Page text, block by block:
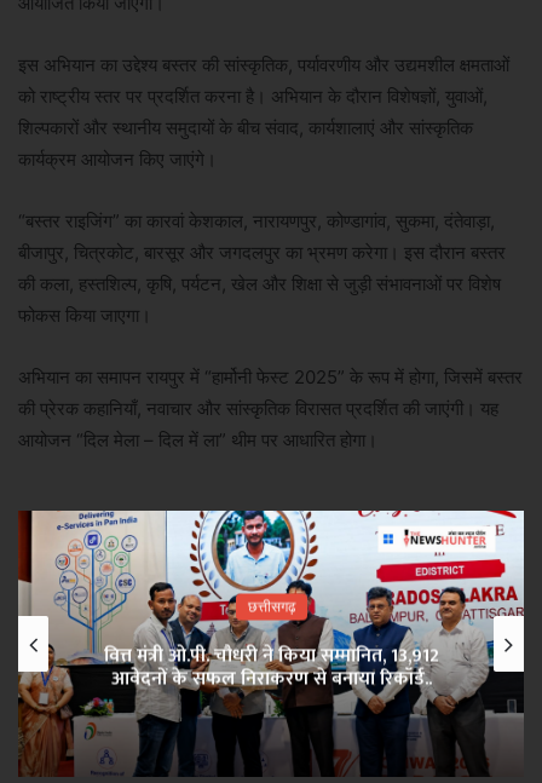
इस अभियान का उद्देश्य बस्तर की सांस्कृतिक, पर्यावरणीय और उद्यमशील क्षमताओं
को राष्ट्रीय स्तर पर प्रदर्शित करना है। अभियान के दौरान विशेषज्ञों, युवाओं,
शिल्पकारों और स्थानीय समुदायों के बीच संवाद, कार्यशालाएं और सांस्कृतिक
कार्यक्रम आयोजन किए जाएंगे।
“बस्तर राइजिंग” का कारवां केशकाल, नारायणपुर, कोण्डागांव, सुकमा, दंतेवाड़ा,
बीजापुर, चित्रकोट, बारसूर और जगदलपुर का भ्रमण करेगा। इस दौरान बस्तर
की कला, हस्तशिल्प, कृषि, पर्यटन, खेल और शिक्षा से जुड़ी संभावनाओं पर विशेष
फोकस किया जाएगा।
अभियान का समापन रायपुर में “हार्मोनी फेस्ट 2025” के रूप में होगा, जिसमें बस्तर
की प्रेरक कहानियाँ, नवाचार और सांस्कृतिक विरासत प्रदर्शित की जाएंगी। यह
आयोजन “दिल मेला – दिल में ला” थीम पर आधारित होगा।
छत्तीसगढ़
वित्त मंत्री ओ.पी. चौधरी ने किया सम्मानित, 13,912
आवेदनों के सफल निराकरण से बनाया रिकॉर्ड..